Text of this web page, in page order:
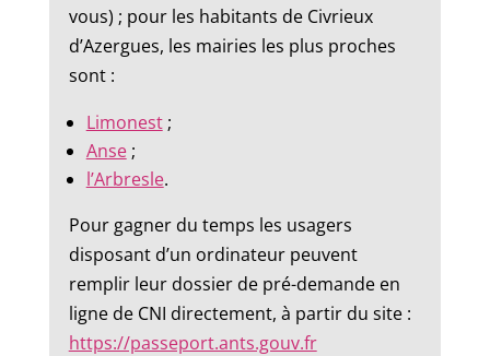
vous) ; pour les habitants de Civrieux
d’Azergues, les mairies les plus proches
sont :
Limonest;
Anse;
l’Arbresle.
Pour gagner du temps les usagers
disposant d’un ordinateur peuvent
remplir leur dossier de pré-demande en
ligne de CNI directement, à partir du site :
https://passeport.ants.gouv.fr